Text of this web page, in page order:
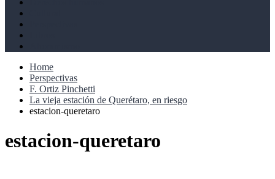
Home
Perspectivas
F. Ortiz Pinchetti
La vieja estación de Querétaro, en riesgo
estacion-queretaro
estacion-queretaro